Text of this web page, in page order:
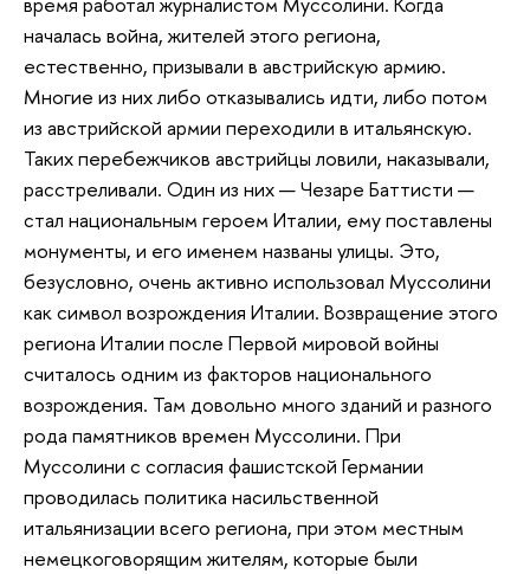
началась война, жителей этого региона,
естественно, призывали в австрийскую армию.
Многие из них либо отказывались идти, либо потом
из австрийской армии переходили в итальянскую.
Таких перебежчиков австрийцы ловили, наказывали,
расстреливали. Один из них — Чезаре Баттисти —
стал национальным героем Италии, ему поставлены
монументы, и его именем названы улицы. Это,
безусловно, очень активно использовал Муссолини
как символ возрождения Италии. Возвращение этого
региона Италии после Первой мировой войны
считалось одним из факторов национального
возрождения. Там довольно много зданий и разного
рода памятников времен Муссолини. При
Муссолини с согласия фашистской Германии
проводилась политика насильственной
итальянизации всего региона, при этом местным
немецкоговорящим жителям, которые были